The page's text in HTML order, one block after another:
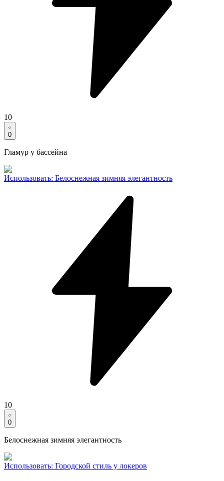
10
0
Гламур у бассейна
Использовать: Белоснежная зимняя элегантность
10
0
Белоснежная зимняя элегантность
Использовать: Городской стиль у локеров